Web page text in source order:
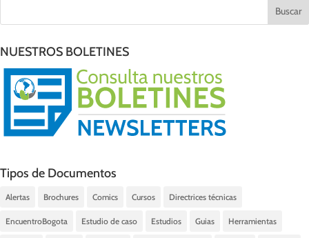
NUESTROS BOLETINES
Tipos de Documentos
Alertas Brochures Comics Cursos Directrices técnicas
EncuentroBogota Estudio de caso Estudios Guias Herramientas